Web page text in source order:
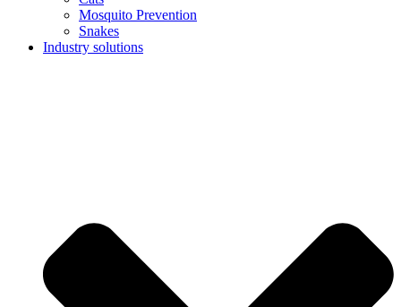
Mosquito Prevention
Snakes
Industry solutions